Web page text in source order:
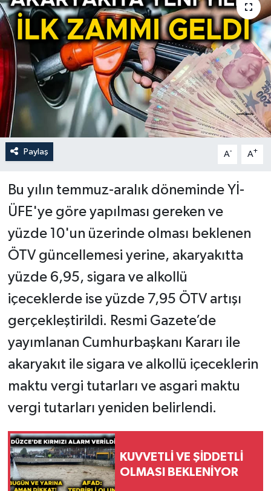
Paylaş A- A+
Bu yılın temmuz-aralık döneminde Yİ-
ÜFE'ye göre yapılması gereken ve
yüzde 10'un üzerinde olması beklenen
ÖTV güncellemesi yerine, akaryakıtta
yüzde 6,95, sigara ve alkollü
içeceklerde ise yüzde 7,95 ÖTV artışı
gerçekleştirildi. Resmi Gazete’de
yayımlanan Cumhurbaşkanı Kararı ile
akaryakıt ile sigara ve alkollü içeceklerin
maktu vergi tutarları ve asgari maktu
vergi tutarları yeniden belirlendi.
KUVVETLİ VE ŞİDDETLİ
OLMASI BEKLENİYOR